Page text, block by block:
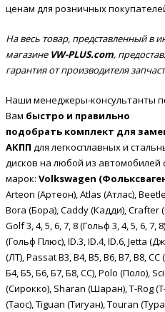
ценам для розничных
На весь товар, представленный в
магазине VW-PLUS.com,
гарантия от производителя
Наши менеджеры-консультанты
Вам быстро и правильно
подобрать комплект для
АКПП для легкосплавных и
дисков на любой из автомобилей
марок: Volkswagen
Arteon (Артеон), Atlas (Атлас),
Bora (Бора), Caddy (Кадди), Crafter
Golf 3, 4, 5, 6, 7, 8 (Гольф 3, 4, 5, 6, 7,
(Гольф Плюс), ID.3, ID.4, ID.6, Jetta
(ЛТ), Passat B3, B4, B5, B6, B7, B8, CC
Б4, Б5, Б6, Б7, Б8, СС), Polo (Поло),
(Сирокко), Sharan (Шаран), T-Rog
(Таос), Tiguan (Тигуан), Touran